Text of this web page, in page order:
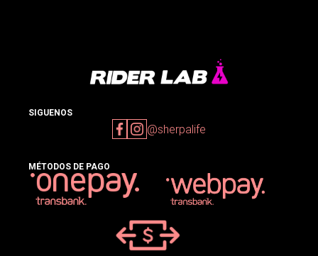
SIGUENOS
@sherpalife
MÉTODOS DE PAGO